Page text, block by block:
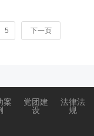
5 下一页
案 党团建
设
法律法
规